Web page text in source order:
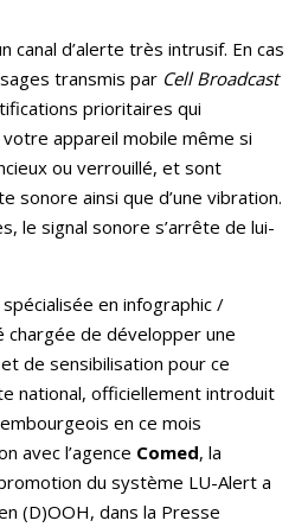
canal d’alerte très intrusif. En cas
transmis par Cell Broadcast
prioritaires qui
votre appareil mobile même si
ou verrouillé, et sont
sonore ainsi que d’une vibration.
le signal sonore s’arrête de lui-
spécialisée en infographic /
chargée de développer une
de sensibilisation pour ce
national, officiellement introduit
en ce mois
avec l’agence Comed, la
du système LU-Alert a
(D)OOH, dans la Presse